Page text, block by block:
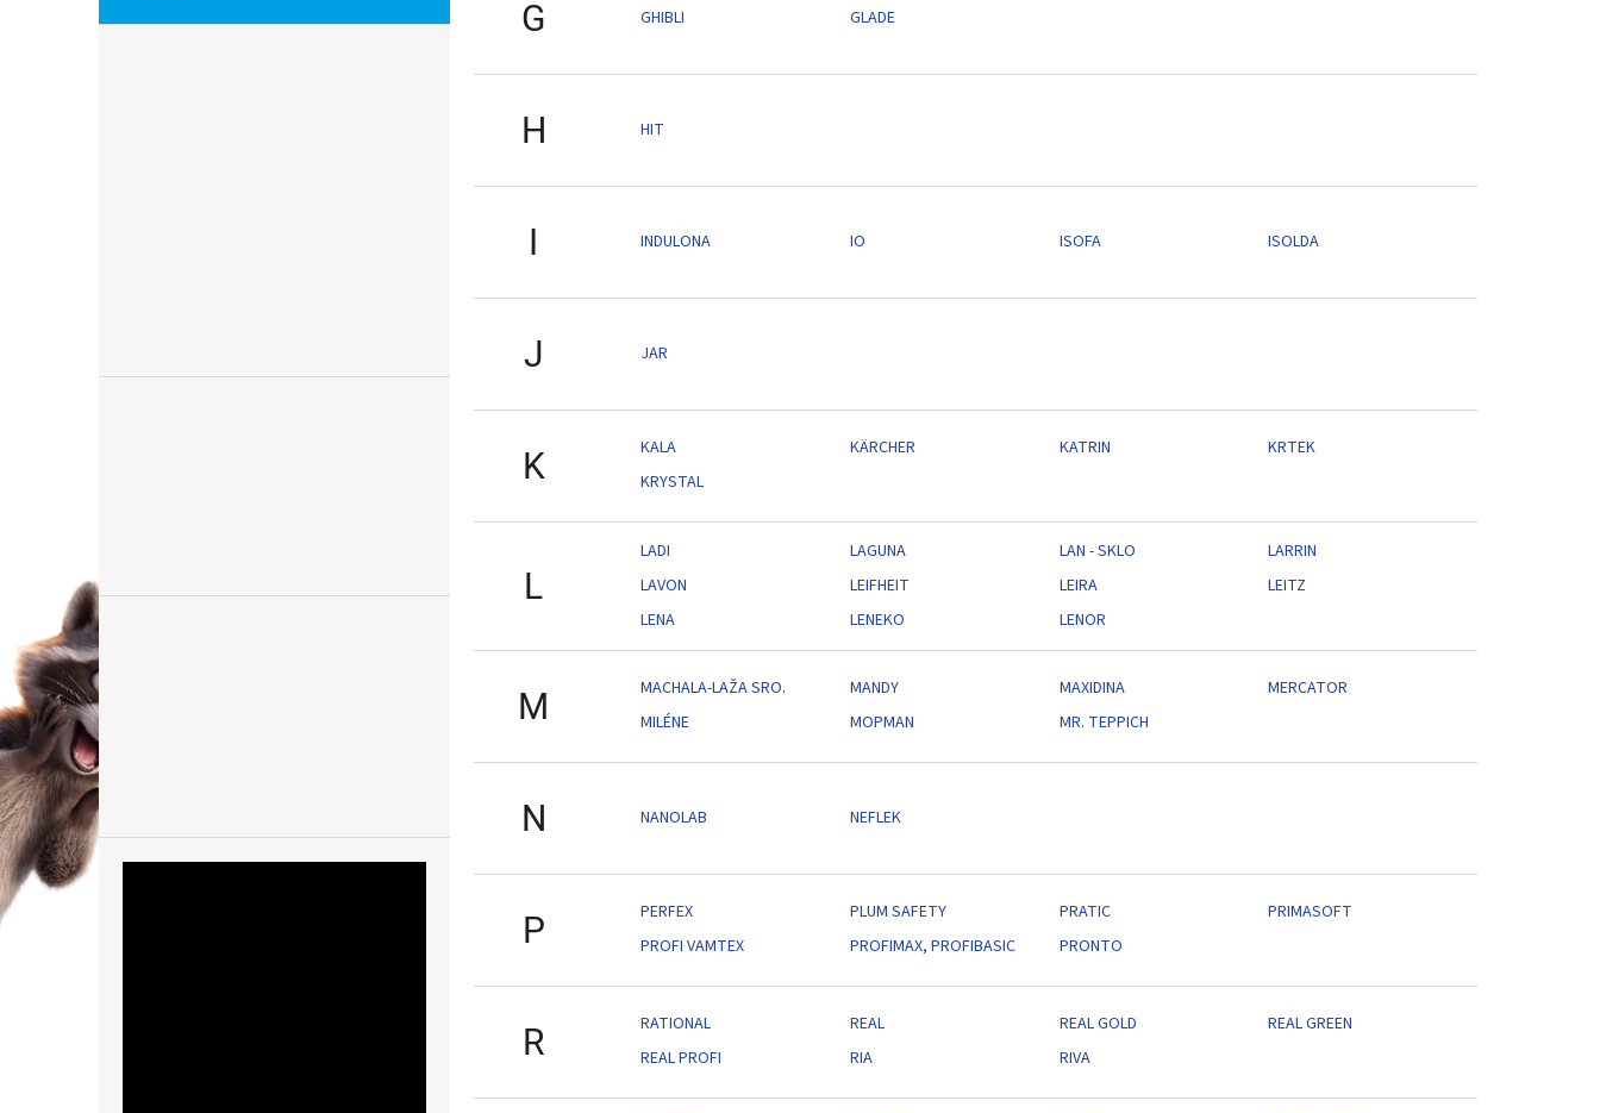
G GHIBLI GLADE
H HIT
I INDULONA IO ISOFA ISOLDA
J JAR
K KALA KÄRCHER KATRIN
KRTEK
KRYSTAL
L
LADI LAGUNA LAN - SKLO
LARRIN
LAVON
LEIFHEIT LEIRA
LEITZ
LENA
LENEKO LENOR
M MACHALA-LAŽA SRO. MANDY MAXIDINA
MERCATOR
MILÉNE
MOPMAN MR. TEPPICH
N NANOLAB NEFLEK
P PERFEX PLUM SAFETY PRATIC
PRIMASOFT
PROFI VAMTEX
PROFIMAX, PROFIBASIC PRONTO
R RATIONAL REAL REAL GOLD
REAL GREEN
REAL PROFI
RIA RIVA